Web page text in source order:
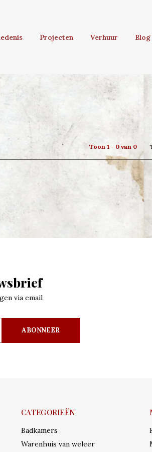
Projecten Verhuur
Blog
Toon 1 - 0 van 0
via email
ABONNEER
CATEGORIEËN
Badkamers
Warenhuis van weleer